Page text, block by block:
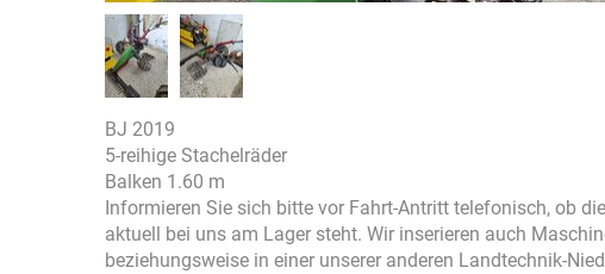
BJ 2019
5-reihige Stachelräder
Balken 1.60 m
Informieren Sie sich bitte vor Fahrt-Antritt telefonisch, ob
aktuell bei uns am Lager steht. Wir inserieren auch
beziehungsweise in einer unserer anderen Landtechnik-